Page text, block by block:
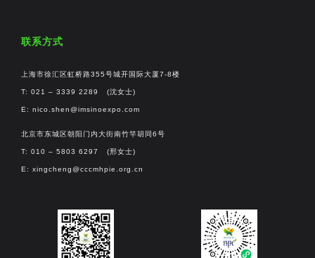
联系方式
上海市徐汇区虹桥路355号城开国际大厦7-8楼
T: 021 – 3339 2289 (沈女士)
E: nico.shen@imsinoexpo.com
北京市东城区朝阳门内大街南竹竿胡同6号
T: 010 – 5803 6297 (邢女士)
E: xingcheng@cccmhpie.org.cn